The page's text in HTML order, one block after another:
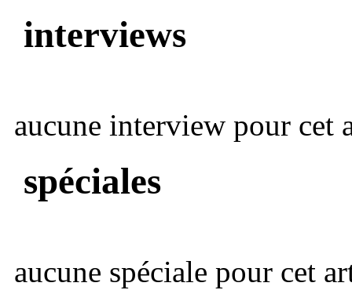
interviews
aucune interview pour cet
spéciales
aucune spéciale pour cet